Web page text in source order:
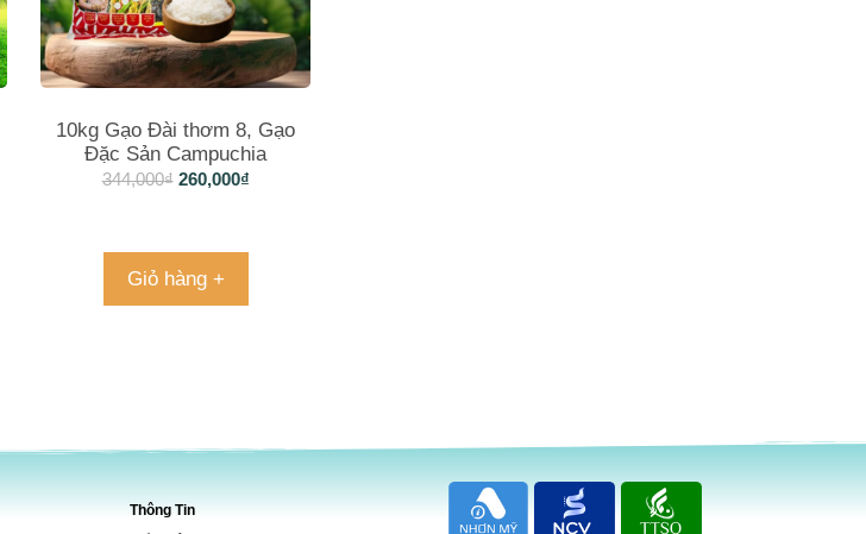
10kg Gạo Đài thơm 8, Gạo
Đặc Sản Campuchia
344,000₫ 260,000₫
Giỏ hàng +
Thông Tin